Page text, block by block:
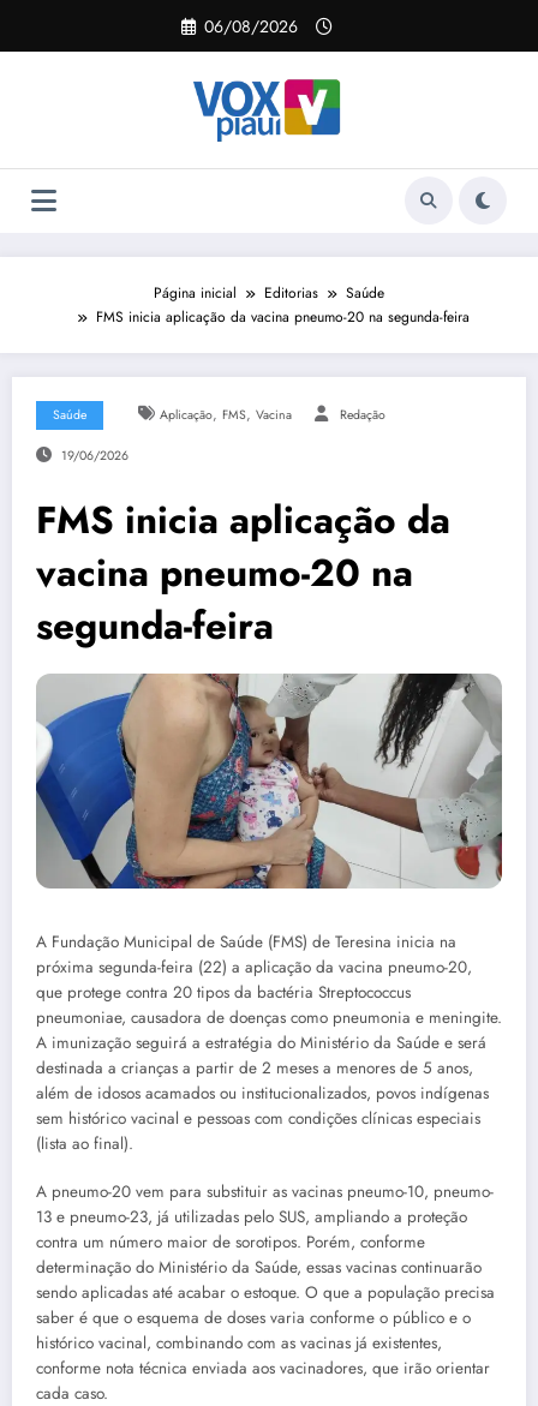
o
06/08/2026
Página inicial Editorias
Saúde
FMS inicia aplicação da vacina pneumo-20 na segunda-feira
Saúde Aplicação, FMS, Vacina Redação
19/06/2026
FMS inicia aplicação da
vacina pneumo-20 na
segunda-feira
A Fundação Municipal de Saúde (FMS) de Teresina inicia na
próxima segunda-feira (22) a aplicação da vacina pneumo-20,
que protege contra 20 tipos da bactéria Streptococcus
pneumoniae, causadora de doenças como pneumonia e meningite.
A imunização seguirá a estratégia do Ministério da Saúde e será
destinada a crianças a partir de 2 meses a menores de 5 anos,
além de idosos acamados ou institucionalizados, povos indígenas
sem histórico vacinal e pessoas com condições clínicas especiais
(lista ao final).
A pneumo-20 vem para substituir as vacinas pneumo-10, pneumo-
13 e pneumo-23, já utilizadas pelo SUS, ampliando a proteção
contra um número maior de sorotipos. Porém, conforme
determinação do Ministério da Saúde, essas vacinas continuarão
sendo aplicadas até acabar o estoque. O que a população precisa
saber é que o esquema de doses varia conforme o público e o
histórico vacinal, combinando com as vacinas já existentes,
conforme nota técnica enviada aos vacinadores, que irão orientar
cada caso.